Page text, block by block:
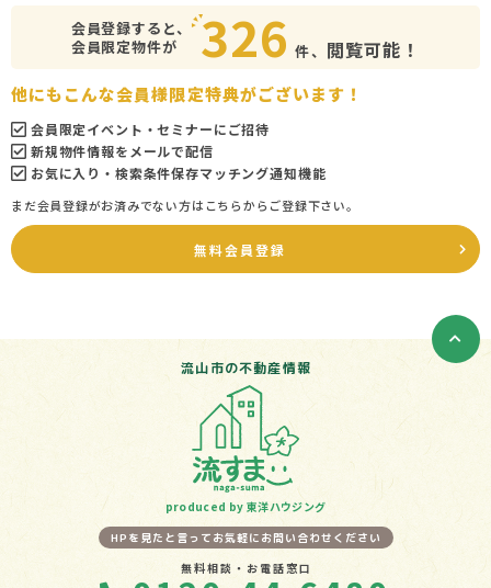
会員登録すると、
会員限定物件が
326 件、 閲覧可能！
他にもこんな会員様限定特典がございます！
会員限定イベント・セミナーにご招待
新規物件情報をメールで配信
お気に入り・検索条件保存マッチング通知機能
まだ会員登録がお済みでない方はこちらからご登録下さい。
無料会員登録
流山市の不動産情報
produced by 東洋ハウジング
HPを見たと言ってお気軽にお問い合わせください
無料相談・お電話窓口